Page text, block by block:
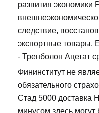
развития экономики
следствие,
экспортные товары.
- Тренболон Ацетат
Фининститут не
обязательного
Стад 5000 доставка
минусом здесь